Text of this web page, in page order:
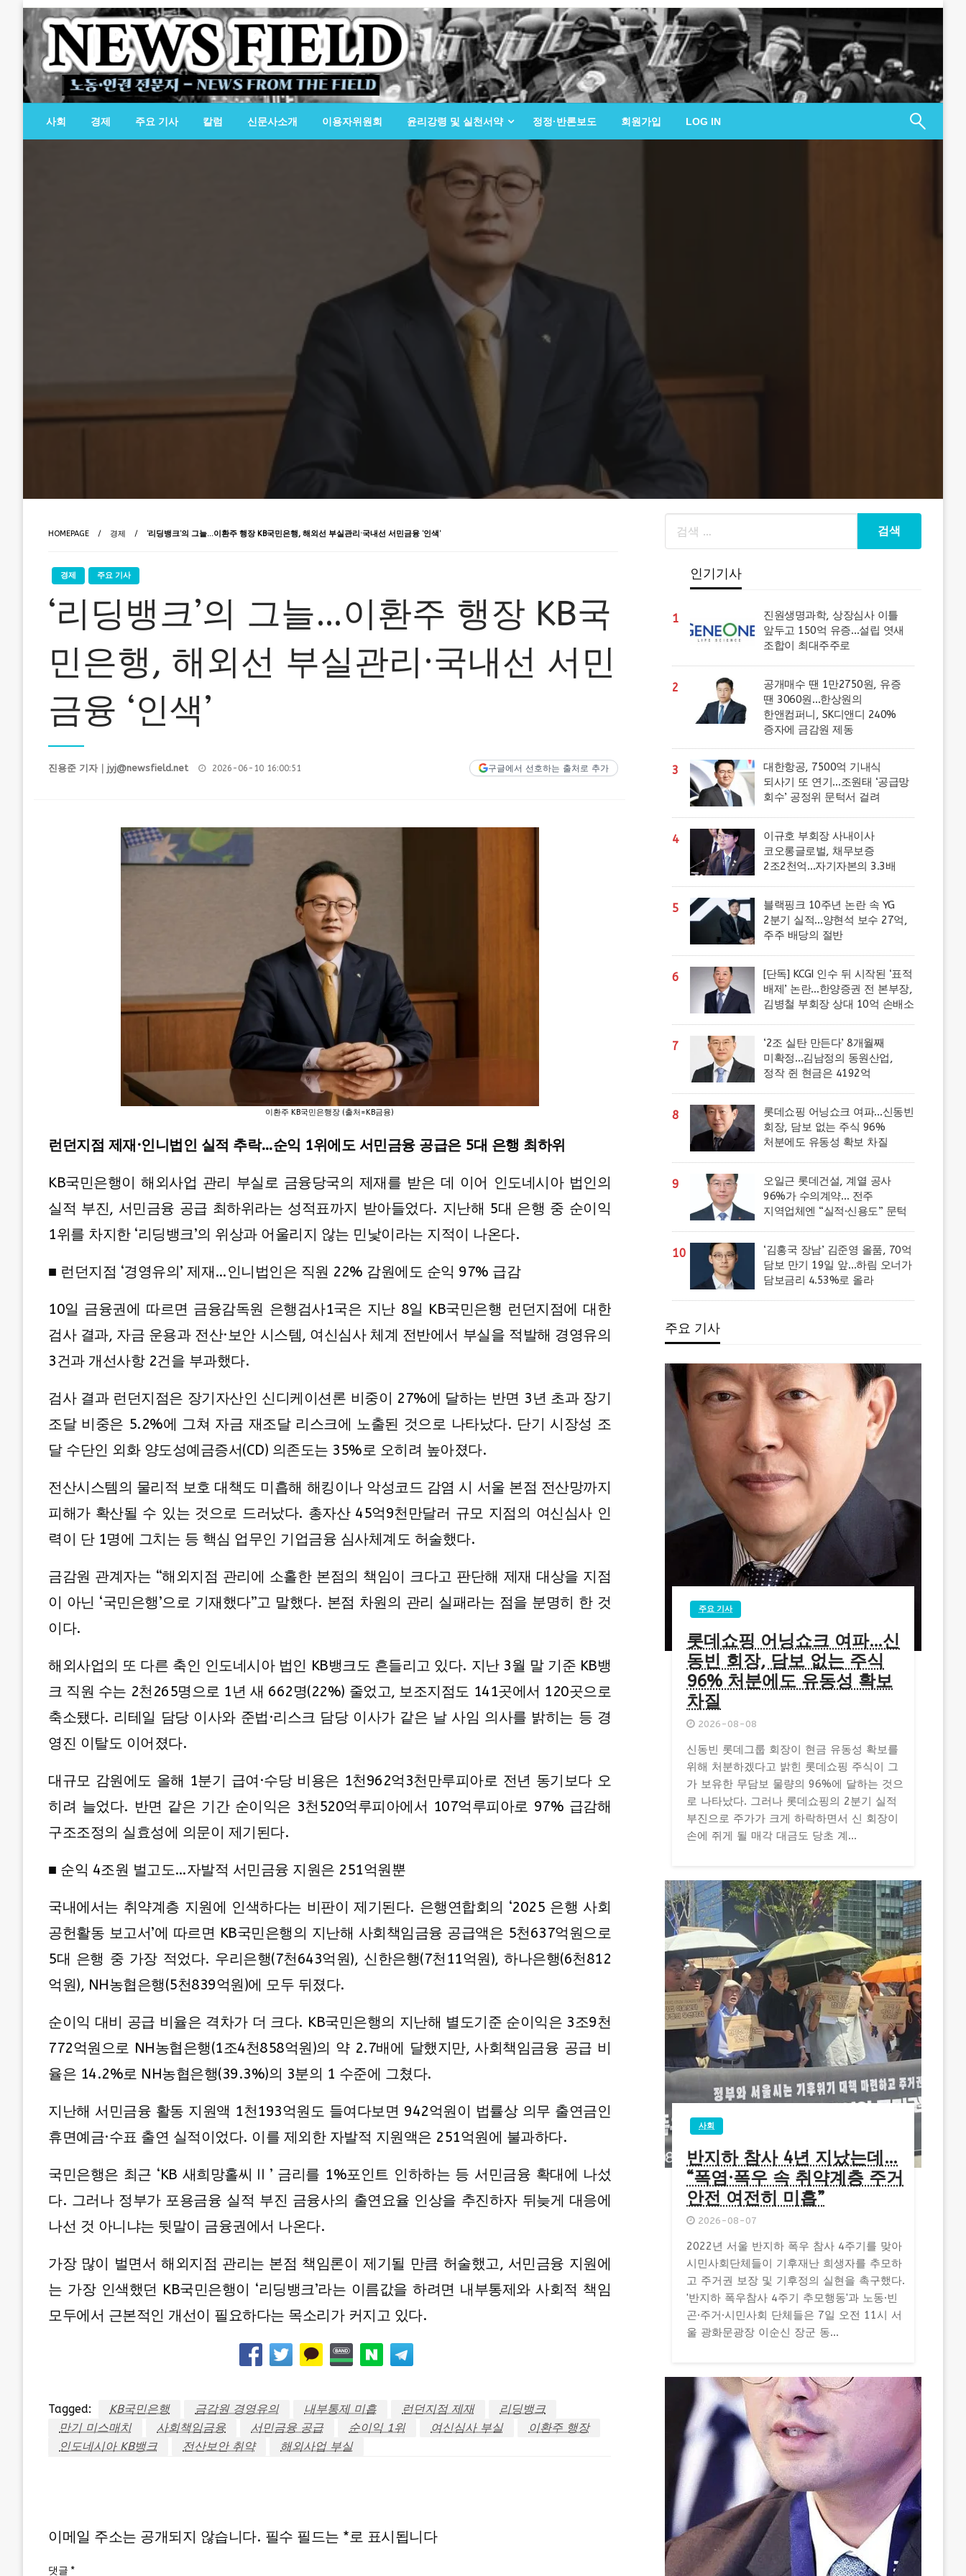
content
뉴스필드
노동·인권 전문지
사회 경제 주요 기사 칼럼 신문사소개 이용자위원회 윤리강령 및 실천서약 정정·반론보도 회원가입 LOG IN
HOMEPAGE 경제 ‘리딩뱅크’의 그늘…이환주 행장 KB국민은행, 해외선 부실관리·국내선 서민금융 ‘인색’
경제 주요 기사
‘리딩뱅크’의 그늘…이환주 행장 KB국
민은행, 해외선 부실관리·국내선 서민
금융 ‘인색’
구글에서 선호하는 출처로 추가
진용준 기자｜ jyj@newsfield.net
Posted
2026-06-10 16:00:51
이환주 KB국민은행장 (출처=KB금융)
런던지점 제재·인니법인 실적 추락…순익 1위에도 서민금융 공급은 5대 은행 최하위
KB국민은행이 해외사업 관리 부실로 금융당국의 제재를 받은 데 이어 인도네시아 법인의
실적 부진, 서민금융 공급 최하위라는 성적표까지 받아들었다. 지난해 5대 은행 중 순이익
1위를 차지한 ‘리딩뱅크’의 위상과 어울리지 않는 민낯이라는 지적이 나온다.
■ 런던지점 ‘경영유의’ 제재…인니법인은 직원 22% 감원에도 순익 97% 급감
10일 금융권에 따르면 금융감독원 은행검사1국은 지난 8일 KB국민은행 런던지점에 대한
검사 결과, 자금 운용과 전산·보안 시스템, 여신심사 체계 전반에서 부실을 적발해 경영유의
3건과 개선사항 2건을 부과했다.
검사 결과 런던지점은 장기자산인 신디케이션론 비중이 27%에 달하는 반면 3년 초과 장기
조달 비중은 5.2%에 그쳐 자금 재조달 리스크에 노출된 것으로 나타났다. 단기 시장성 조
달 수단인 외화 양도성예금증서(CD) 의존도는 35%로 오히려 높아졌다.
전산시스템의 물리적 보호 대책도 미흡해 해킹이나 악성코드 감염 시 서울 본점 전산망까지
피해가 확산될 수 있는 것으로 드러났다. 총자산 45억9천만달러 규모 지점의 여신심사 인
력이 단 1명에 그치는 등 핵심 업무인 기업금융 심사체계도 허술했다.
금감원 관계자는 “해외지점 관리에 소홀한 본점의 책임이 크다고 판단해 제재 대상을 지점
이 아닌 ‘국민은행’으로 기재했다”고 말했다. 본점 차원의 관리 실패라는 점을 분명히 한 것
이다.
해외사업의 또 다른 축인 인도네시아 법인 KB뱅크도 흔들리고 있다. 지난 3월 말 기준 KB뱅
크 직원 수는 2천265명으로 1년 새 662명(22%) 줄었고, 보조지점도 141곳에서 120곳으로
축소됐다. 리테일 담당 이사와 준법·리스크 담당 이사가 같은 날 사임 의사를 밝히는 등 경
영진 이탈도 이어졌다.
대규모 감원에도 올해 1분기 급여·수당 비용은 1천962억3천만루피아로 전년 동기보다 오
히려 늘었다. 반면 같은 기간 순이익은 3천520억루피아에서 107억루피아로 97% 급감해
구조조정의 실효성에 의문이 제기된다.
■ 순익 4조원 벌고도…자발적 서민금융 지원은 251억원뿐
국내에서는 취약계층 지원에 인색하다는 비판이 제기된다. 은행연합회의 ‘2025 은행 사회
공헌활동 보고서’에 따르면 KB국민은행의 지난해 사회책임금융 공급액은 5천637억원으로
5대 은행 중 가장 적었다. 우리은행(7천643억원), 신한은행(7천11억원), 하나은행(6천812
억원), NH농협은행(5천839억원)에 모두 뒤졌다.
순이익 대비 공급 비율은 격차가 더 크다. KB국민은행의 지난해 별도기준 순이익은 3조9천
772억원으로 NH농협은행(1조4천858억원)의 약 2.7배에 달했지만, 사회책임금융 공급 비
율은 14.2%로 NH농협은행(39.3%)의 3분의 1 수준에 그쳤다.
지난해 서민금융 활동 지원액 1천193억원도 들여다보면 942억원이 법률상 의무 출연금인
휴면예금·수표 출연 실적이었다. 이를 제외한 자발적 지원액은 251억원에 불과하다.
국민은행은 최근 ‘KB 새희망홀씨Ⅱ’ 금리를 1%포인트 인하하는 등 서민금융 확대에 나섰
다. 그러나 정부가 포용금융 실적 부진 금융사의 출연요율 인상을 추진하자 뒤늦게 대응에
나선 것 아니냐는 뒷말이 금융권에서 나온다.
가장 많이 벌면서 해외지점 관리는 본점 책임론이 제기될 만큼 허술했고, 서민금융 지원에
는 가장 인색했던 KB국민은행이 ‘리딩뱅크’라는 이름값을 하려면 내부통제와 사회적 책임
모두에서 근본적인 개선이 필요하다는 목소리가 커지고 있다.
Tagged: KB국민은행 금감원 경영유의 내부통제 미흡 런던지점 제재
리딩뱅크
만기 미스매치
사회책임금융 서민금융 공급 순이익 1위 여신심사 부실
이환주 행장
인도네시아 KB뱅크
전산보안 취약 해외사업 부실
이메일 주소는 공개되지 않습니다. 필수 필드는 *로 표시됩니다
댓글 *
인기기사
1
진원생명과학, 상장심사 이틀
앞두고 150억 유증…설립 엿새
조합이 최대주주로
2
공개매수 땐 1만2750원, 유증
땐 3060원…한상원의
한앤컴퍼니, SK디앤디 240%
증자에 금감원 제동
3
대한항공, 7500억 기내식
되사기 또 연기…조원태 ‘공급망
회수’ 공정위 문턱서 걸려
4
이규호 부회장 사내이사
코오롱글로벌, 채무보증
2조2천억…자기자본의 3.3배
5
블랙핑크 10주년 논란 속 YG
2분기 실적…양현석 보수 27억,
주주 배당의 절반
6
[단독] KCGI 인수 뒤 시작된 ‘표적
배제’ 논란…한양증권 전 본부장,
김병철 부회장 상대 10억 손배소
7
‘2조 실탄 만든다’ 8개월째
미확정…김남정의 동원산업,
정작 쥔 현금은 4192억
8
롯데쇼핑 어닝쇼크 여파…신동빈
회장, 담보 없는 주식 96%
처분에도 유동성 확보 차질
9
오일근 롯데건설, 계열 공사
96%가 수의계약… 전주
지역업체엔 “실적·신용도” 문턱
10
‘김홍국 장남’ 김준영 올품, 70억
담보 만기 19일 앞…하림 오너가
담보금리 4.53%로 올라
주요 기사
주요 기사
롯데쇼핑 어닝쇼크 여파…신
동빈 회장, 담보 없는 주식
96% 처분에도 유동성 확보
차질
2026-08-08
신동빈 롯데그룹 회장이 현금 유동성 확보를
위해 처분하겠다고 밝힌 롯데쇼핑 주식이 그
가 보유한 무담보 물량의 96%에 달하는 것으
로 나타났다. 그러나 롯데쇼핑의 2분기 실적
부진으로 주가가 크게 하락하면서 신 회장이
손에 쥐게 될 매각 대금도 당초 계...
사회
반지하 참사 4년 지났는데…
“폭염·폭우 속 취약계층 주거
안전 여전히 미흡”
2026-08-07
2022년 서울 반지하 폭우 참사 4주기를 맞아
시민사회단체들이 기후재난 희생자를 추모하
고 주거권 보장 및 기후정의 실현을 촉구했다.
'반지하 폭우참사 4주기 추모행동'과 노동·빈
곤·주거·시민사회 단체들은 7일 오전 11시 서
울 광화문광장 이순신 장군 동...